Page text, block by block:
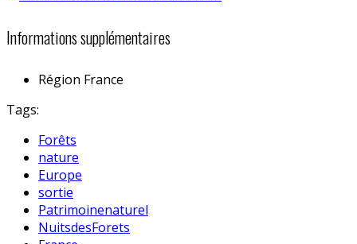
Informations supplémentaires
Région France
Tags:
Forêts
nature
Europe
sortie
Patrimoinenaturel
NuitsdesForets